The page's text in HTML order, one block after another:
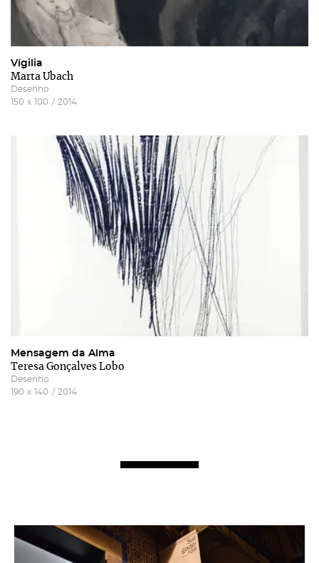
Vígilia
Marta Ubach
Desenho
150 x 100 / 2014
Mensagem da Alma
Teresa Gonçalves Lobo
Desenho
190 x 140 / 2014